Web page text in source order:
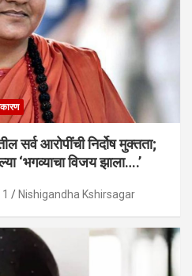
सर्व आरोपींची निर्दोष मुक्तता;
‘भगव्याचा विजय झाला….’
Nishigandha Kshirsagar